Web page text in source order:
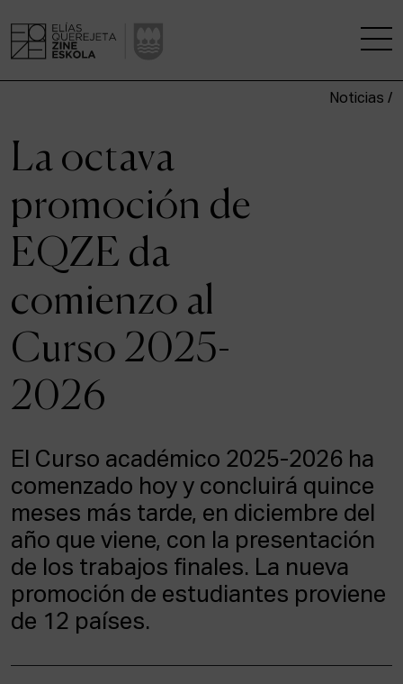
CENTRO DE INVESTIGACIÓN
ESTUDIOS
KINOFABRIKA
COMUNIDAD
LA CASA DEL CINE
ACTUALIDAD
Admisión
Intranet
EUS ESP ENG
Noticias /
La octava
promoción de
EQZE da
comienzo al
Curso 2025-
2026
El Curso académico 2025-2026 ha
comenzado hoy y concluirá quince
meses más tarde, en diciembre del
año que viene, con la presentación
de los trabajos finales. La nueva
promoción de estudiantes proviene
de 12 países.